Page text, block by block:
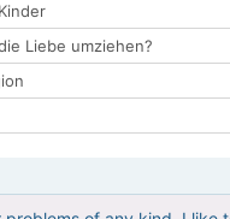
Liebe umziehen?